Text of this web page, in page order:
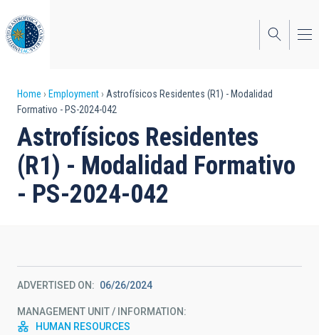
to
main
content
Breadcrumb
Home Employment
Astrofísicos Residentes (R1) - Modalidad
Formativo - PS-2024-042
Astrofísicos Residentes
(R1) - Modalidad Formativo
- PS-2024-042
ADVERTISED ON 06/26/2024
MANAGEMENT UNIT / INFORMATION
HUMAN RESOURCES